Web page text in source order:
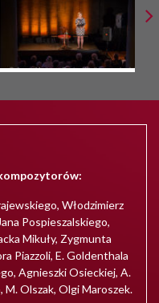
Włodzimierz
Pospieszalskiego,
Mikuły, Zygmunta
Piazzoli, E. Goldenthala
Agnieszki Osieckiej, A.
Olszak, Olgi Maroszek.